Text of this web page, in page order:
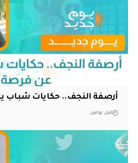
أرصفة النجف.. حكايات شباب
قبل يومين